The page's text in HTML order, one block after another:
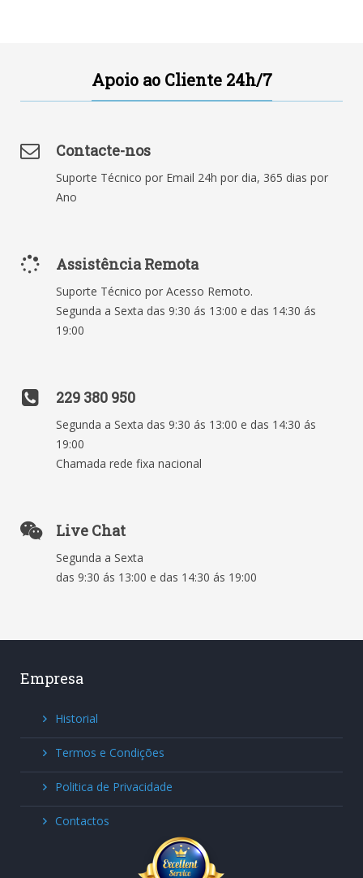
Apoio ao Cliente 24h/7
Contacte-nos
Suporte Técnico por Email 24h por dia, 365 dias por
Ano
Assistência Remota
Suporte Técnico por Acesso Remoto.
Segunda a Sexta das 9:30 ás 13:00 e das 14:30 ás
19:00
229 380 950
Segunda a Sexta das 9:30 ás 13:00 e das 14:30 ás
19:00
Chamada rede fixa nacional
Live Chat
Segunda a Sexta
das 9:30 ás 13:00 e das 14:30 ás 19:00
Empresa
Historial
Termos e Condições
Politica de Privacidade
Contactos